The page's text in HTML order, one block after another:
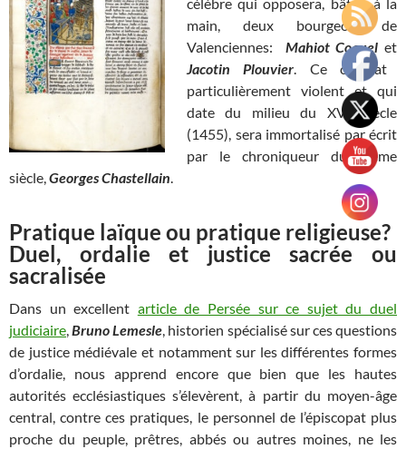
célèbre qui opposera, bâton à la
main, deux bourgeois de
Valenciennes: Mahiot Coquel et
Jacotin Plouvier. Ce combat
particulièrement violent et qui
date du milieu du XVe siècle
(1455), sera immortalisé par écrit
par le chroniqueur du même
siècle,Georges Chastellain.
Pratique laïque ou pratique religieuse?
Duel, ordalie et justice sacrée ou
sacralisée
Dans un excellent article de Persée sur ce sujet du duel
judiciaire,Bruno Lemesle, historien spécialisé sur ces questions
de justice médiévale et notamment sur les différentes formes
d’ordalie, nous apprend encore que bien que les hautes
autorités ecclésiastiques s’élevèrent, à partir du moyen-âge
central, contre ces pratiques, le personnel de l’épiscopat plus
proche du peuple, prêtres, abbés ou autres moines, ne les